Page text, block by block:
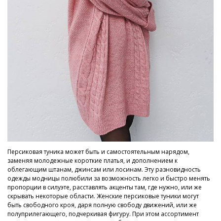
Персиковая туника может быть и самостоятельным нарядом,
заменяя молодежные короткие платья, и дополнением к
облегающим штанам, джинсам или лосинам. Эту разновидность
одежды модницы полюбили за возможность легко и быстро менять
пропорции в силуэте, расставлять акценты там, где нужно, или же
скрывать некоторые области. Женские персиковые туники могут
быть свободного кроя, даря полную свободу движений, или же
полуприлегающего, подчеркивая фигуру. При этом ассортимент